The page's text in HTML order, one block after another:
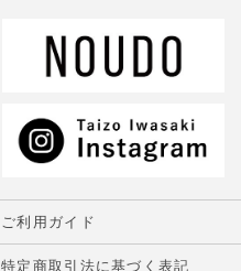
ご利用ガイド
特定商取引法に基づく表記